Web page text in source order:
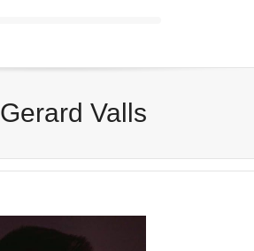
Gerard Valls